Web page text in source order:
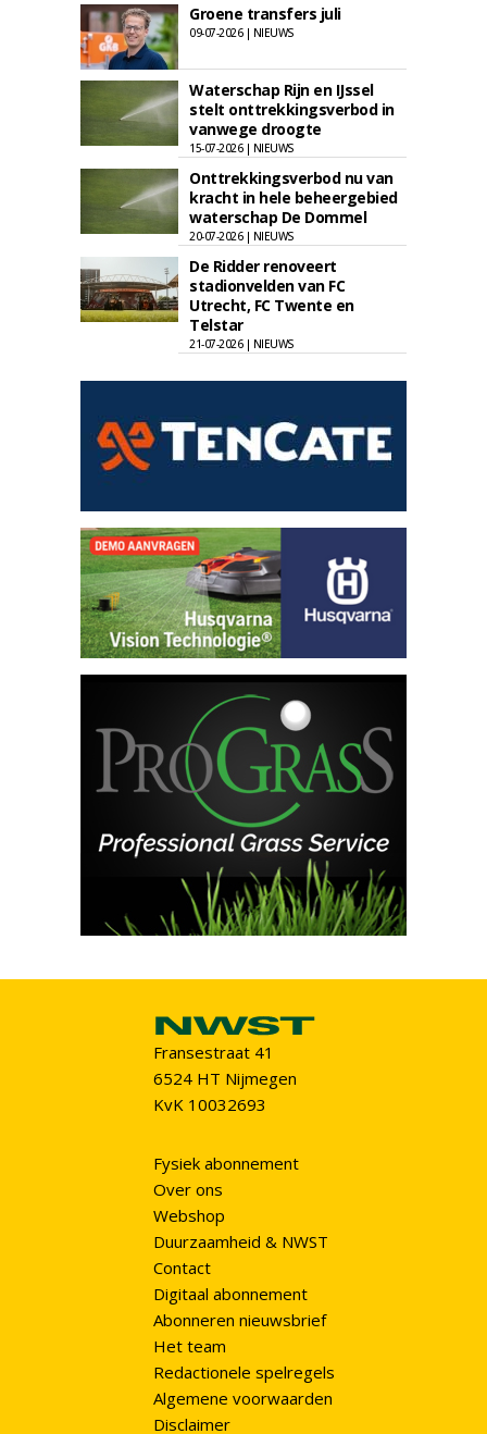
Groene transfers juli
09-07-2026 | NIEUWS
Waterschap Rijn en IJssel
stelt onttrekkingsverbod in
vanwege droogte
15-07-2026 | NIEUWS
Onttrekkingsverbod nu van
kracht in hele beheergebied
waterschap De Dommel
20-07-2026 | NIEUWS
De Ridder renoveert
stadionvelden van FC
Utrecht, FC Twente en
Telstar
21-07-2026 | NIEUWS
Fransestraat 41
6524 HT Nijmegen
KvK 10032693
Fysiek abonnement
Over ons
Webshop
Duurzaamheid & NWST
Contact
Digitaal abonnement
Abonneren nieuwsbrief
Het team
Redactionele spelregels
Algemene voorwaarden
Disclaimer